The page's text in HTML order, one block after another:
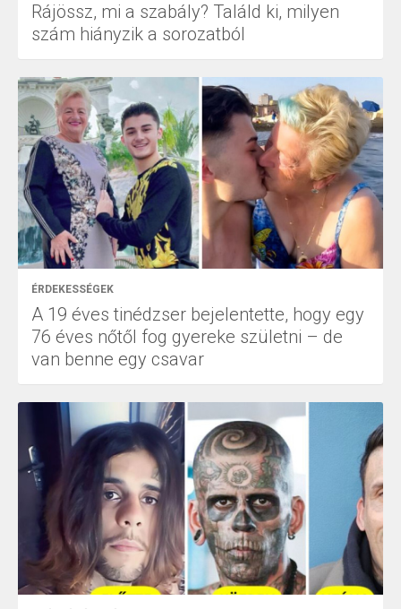
Rájössz, mi a szabály? Találd ki, milyen
szám hiányzik a sorozatból
ÉRDEKESSÉGEK
A 19 éves tinédzser bejelentette, hogy egy
76 éves nőtől fog gyereke születni – de
van benne egy csavar